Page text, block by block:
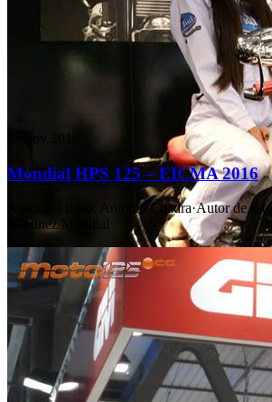
Mondial HPS 125 – EICMA 2016
Antonio Cuadra·Autor de fotos
Martínez/Mondial